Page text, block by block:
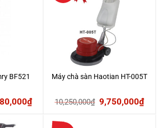
BF521
₫Giá
hiện
Máy chà sàn Haotian HT-005T
10,250,000₫ Giá
gốc
9,750,000₫Giá